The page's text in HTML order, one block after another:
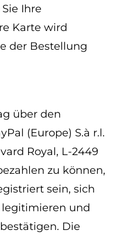
Ihre
Karte wird
der Bestellung
über den
(Europe) S.à r.l.
Royal, L-2449
zu können,
sein, sich
und
Die